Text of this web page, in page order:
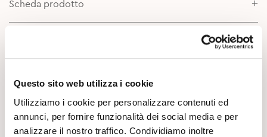
Questo sito web utilizza i cookie
Utilizziamo i cookie per personalizzare contenuti ed
annunci, per fornire funzionalità dei social media e per
analizzare il nostro traffico. Condividiamo inoltre
Scheda prodotto
Potrebbe Interessarti